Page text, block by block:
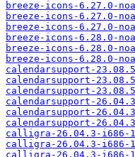
breeze-icons-6.27.0-
breeze-icons-6.27.0-
breeze-icons-6.27.0-
breeze-icons-6.28.0-
breeze-icons-6.28.0-
breeze-icons-6.28.0-
calendarsupport-
calendarsupport-
calendarsupport-
calendarsupport-
calendarsupport-
calendarsupport-
calligra-26.04.3-i686-
calligra-26.04.3-i686-
calligra-26.04.3-i686-